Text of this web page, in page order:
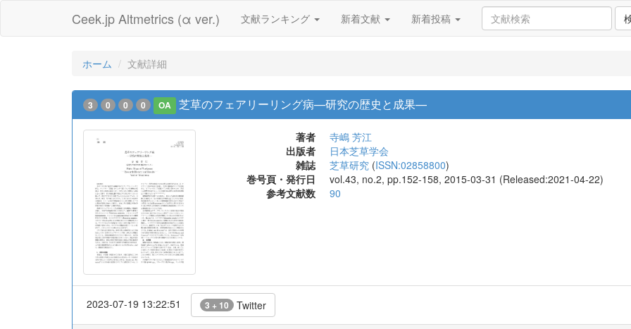
Ceek.jp Altmetrics (α ver.) 文献ランキング 新着文献 新着投稿
ホーム 文献詳細
3 0 0 0 OA 芝草のフェアリーリング病—研究の歴史と成果—
著者
寺嶋 芳江
出版者
日本芝草学会
雑誌
芝草研究 (ISSN:02858800)
巻号頁・発行日
vol.43, no.2, pp.152-158, 2015-03-31 (Released:2021-04-22)
参考文献数
90
2023-07-19 13:22:51 3 + 10 Twitter